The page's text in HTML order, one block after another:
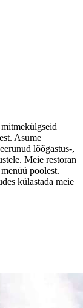
Asume
lõõgastus-,
Meie restoran
poolest.
külastada meie